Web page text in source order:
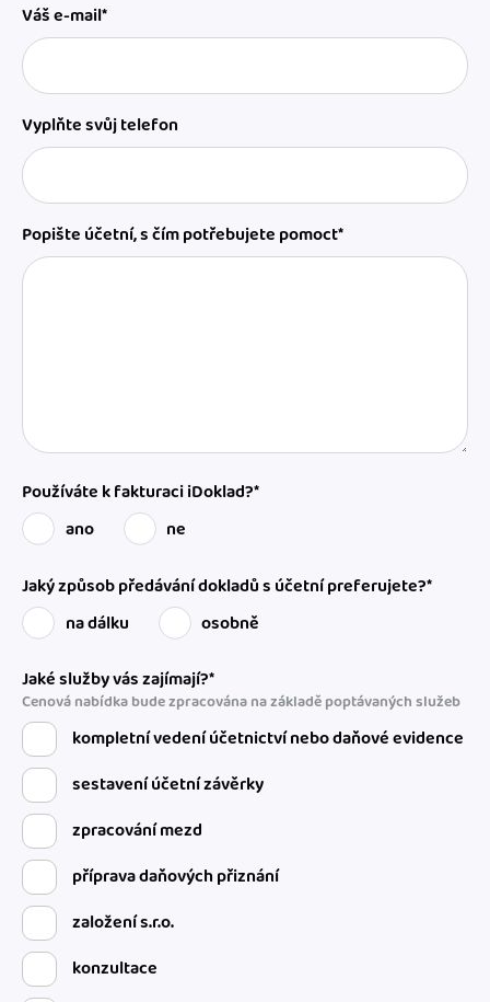
Váš e-mail*
Vyplňte svůj telefon
Popište účetní, s čím potřebujete pomoct*
Používáte k fakturaci iDoklad?*
ano
ne
Jaký způsob předávání dokladů s účetní preferujete?*
na dálku
osobně
Jaké služby vás zajímají?*
Cenová nabídka bude zpracována na základě poptávaných služeb
kompletní vedení účetnictví nebo daňové evidence
sestavení účetní závěrky
zpracování mezd
příprava daňových přiznání
založení s.r.o.
konzultace